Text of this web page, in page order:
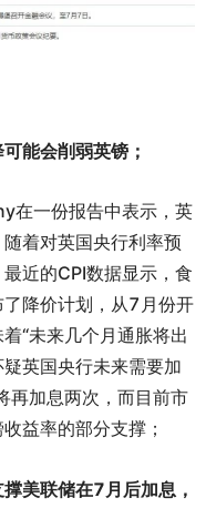
能会削弱英镑；
在一份报告中表示，英
着对英国央行利率预
近的CPI数据显示，食
降价计划，从7月份开
“未来几个月通胀将出
英国央行未来需要加
再加息两次，而目前市
益率的部分支撑；
美联储在7月后加息，